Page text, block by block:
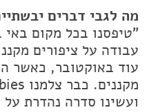
מה לגבי דברים
"טיפסנו בכל מקום באי
עבודה על ציפורים
ועשינו סדרה נהדרת על fairy terns".